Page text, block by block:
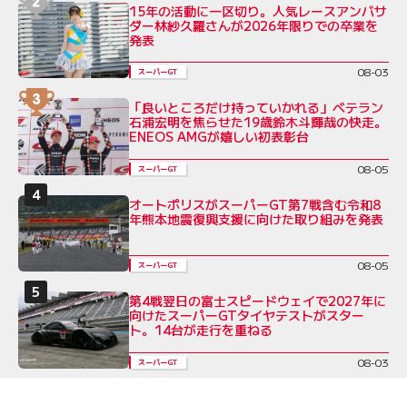
15年の活動に一区切り。人気レースアンバサ
ダー林紗久羅さんが2026年限りでの卒業を
発表
スーパーGT 08-03
「良いところだけ持っていかれる」ベテラン
石浦宏明を焦らせた19歳鈴木斗輝哉の快走。
ENEOS AMGが嬉しい初表彰台
スーパーGT 08-05
オートポリスがスーパーGT第7戦含む令和8
年熊本地震復興支援に向けた取り組みを発表
スーパーGT 08-05
第4戦翌日の富士スピードウェイで2027年に
向けたスーパーGTタイヤテストがスター
ト。14台が走行を重ねる
スーパーGT 08-03